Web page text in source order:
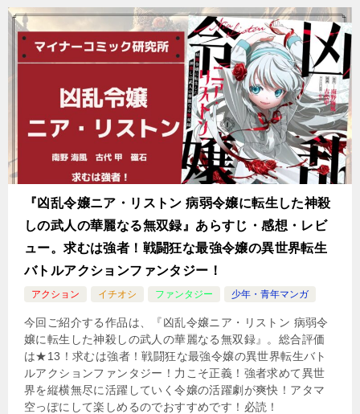
『凶乱令嬢ニア・リストン 病弱令嬢に転生した神殺
しの武人の華麗なる無双録』あらすじ・感想・レビ
ュー。求むは強者！戦闘狂な最強令嬢の異世界転生
バトルアクションファンタジー！
アクション イチオシ ファンタジー 少年・青年マンガ
今回ご紹介する作品は、『凶乱令嬢ニア・リストン 病弱令
嬢に転生した神殺しの武人の華麗なる無双録』。総合評価
は★13！求むは強者！戦闘狂な最強令嬢の異世界転生バト
ルアクションファンタジー！力こそ正義！強者求めて異世
界を縦横無尽に活躍していく令嬢の活躍劇が爽快！アタマ
空っぽにして楽しめるのでおすすめです！必読！